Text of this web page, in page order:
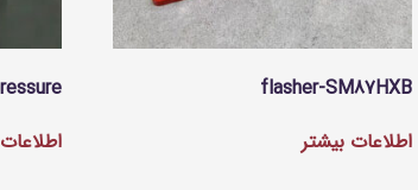
flasher-SM87HXB
اطلاعات بیشتر